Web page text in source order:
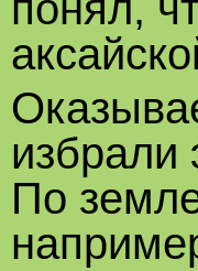
избрали
По